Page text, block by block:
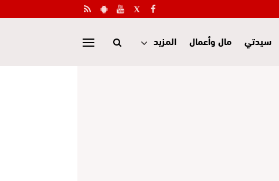
سيدتي مال وأعمال المزيد